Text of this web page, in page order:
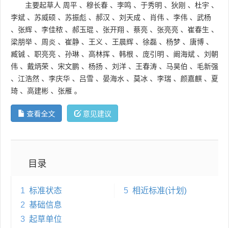
主要起草人 周平 、 穆长春 、 李鸣 、 于秀明 、 狄刚 、 杜宇 、
李斌 、 苏威硕 、 苏振彪 、 郝汉 、 刘天成 、 肖伟 、 李伟 、 武杨
、 张辉 、 李佳秾 、 郝玉琨 、 张开翔 、 蔡亮 、 张亮亮 、 崔春生 、
梁朋举 、 周炎 、 崔静 、 王义 、 王晨辉 、 徐磊 、 杨梦 、 唐博 、
臧铖 、 职亮亮 、 孙琳 、 高林挥 、 韩根 、 庞引明 、 阚海斌 、 刘朝
伟 、 戴炳荣 、 宋文鹏 、 杨扬 、 刘洋 、 王春涛 、 马昊伯 、 毛新强
、 江浩然 、 李庆华 、 吕雪 、 晏海水 、 莫冰 、 李瑞 、 颜嘉麒 、 夏
琦 、 高建彬 、 张雁 。
查看全文 意见建议
目录
1 标准状态
2 基础信息
3 起草单位
5 相近标准(计划)